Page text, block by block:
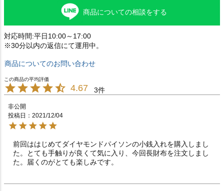
商品についての相談をする
対応時間:平日10:00～17:00
※30分以内の返信にて運用中。
商品についてのお問い合わせ
4.67 3
非公開
投稿日
2021/12/04
前回ははじめてダイヤモンドパイソンの小銭入れを購入しまし
た。とても手触りが良くて気に入り、今回長財布を注文しまし
た。届くのがとても楽しみです。